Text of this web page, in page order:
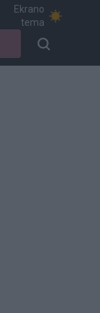
Ekrano
tema